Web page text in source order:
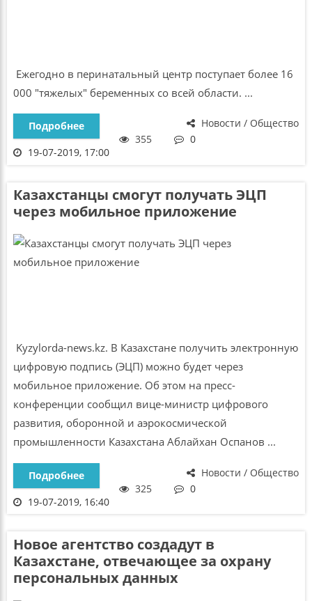
Ежегодно в перинатальный центр поступает более 16
000 "тяжелых" беременных со всей области. ...
Новости / Общество
Подробнее
355
0
19-07-2019, 17:00
Казахстанцы смогут получать ЭЦП
через мобильное приложение
Kyzylorda-news.kz. В Казахстане получить электронную
цифровую подпись (ЭЦП) можно будет через
мобильное приложение. Об этом на пресс-
конференции сообщил вице-министр цифрового
развития, оборонной и аэрокосмической
промышленности Казахстана Аблайхан Оспанов ...
Новости / Общество
Подробнее
325
0
19-07-2019, 16:40
Новое агентство создадут в
Казахстане, отвечающее за охрану
персональных данных